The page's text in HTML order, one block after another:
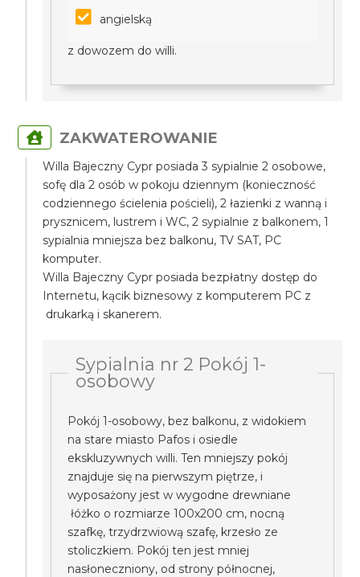
angielską
z dowozem do willi.
ZAKWATEROWANIE
Willa Bajeczny Cypr posiada 3 sypialnie 2 osobowe,
sofę dla 2 osób w pokoju dziennym (konieczność
codziennego ścielenia pościeli), 2 łazienki z wanną i
prysznicem, lustrem i WC, 2 sypialnie z balkonem, 1
sypialnia mniejsza bez balkonu, TV SAT, PC
komputer.
Willa Bajeczny Cypr posiada bezpłatny dostęp do
Internetu, kącik biznesowy z komputerem PC z
drukarką i skanerem.
Sypialnia nr 2 Pokój 1-
osobowy
Pokój 1-osobowy, bez balkonu, z widokiem
na stare miasto Pafos i osiedle
ekskluzywnych willi. Ten mniejszy pokój
znajduje się na pierwszym piętrze, i
wyposażony jest w wygodne drewniane
łóżko o rozmiarze 100x200 cm, nocną
szafkę, trzydrzwiową szafę, krzesło ze
stoliczkiem. Pokój ten jest mniej
nasłoneczniony, od strony północnej,